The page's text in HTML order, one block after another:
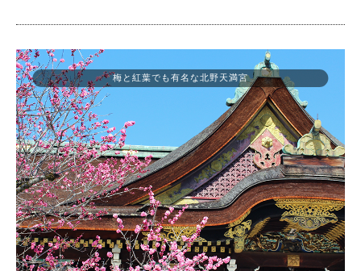
梅と紅葉でも有名な北野天満宮